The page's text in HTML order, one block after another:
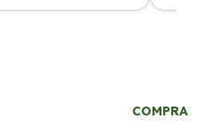
incluido y sin sorpresas.
proceso
COMPRA